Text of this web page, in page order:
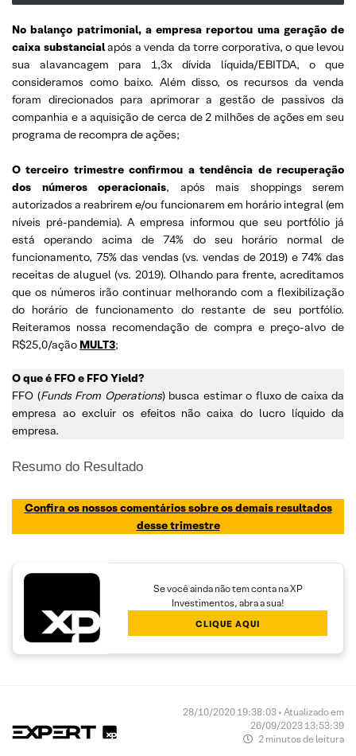
No balanço patrimonial, a empresa reportou uma geração de
caixa substancialapós a venda da torre corporativa, o que levou
sua alavancagem para 1,3x dívida líquida/EBITDA, o que
consideramos como baixo. Além disso, os recursos da venda
foram direcionados para aprimorar a gestão de passivos da
companhia e a aquisição de cerca de 2 milhões de ações em seu
programa de recompra de ações;
O terceiro trimestre confirmou a tendência de recuperação
dos números operacionais, após mais shoppings serem
autorizados a reabrirem e/ou funcionarem em horário integral (em
níveis pré-pandemia). A empresa informou que seu portfólio já
está operando acima de 74% do seu horário normal de
funcionamento, 75% das vendas (vs. vendas de 2019) e 74% das
receitas de aluguel (vs. 2019). Olhando para frente, acreditamos
que os números irão continuar melhorando com a flexibilização
do horário de funcionamento do restante de seu portfólio.
Reiteramos nossa recomendação de compra e preço-alvo de
R$25,0/ação MULT3;
O que é FFO e FFO Yield?
FFO (Funds From Operations) busca estimar o fluxo de caixa da
empresa ao excluir os efeitos não caixa do lucro líquido da
empresa.
Resumo do Resultado
Confira os nossos comentários sobre os demais resultados
desse trimestre
Se você ainda não tem conta na XP
Investimentos, abra a sua!
CLIQUE AQUI
28/10/2020 19:38:03 • Atualizado em
26/09/2023 13:53:39
2 minutos de leitura